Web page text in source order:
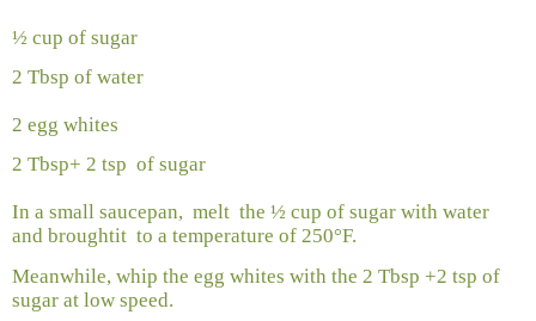
½ cup of sugar
2 Tbsp of water
2 egg whites
2 Tbsp+ 2 tsp of sugar
In a small saucepan, melt the ½ cup of sugar with water
and broughtit to a temperature of 250°F.
Meanwhile, whip the egg whites with the 2 Tbsp +2 tsp of
sugar at low speed.